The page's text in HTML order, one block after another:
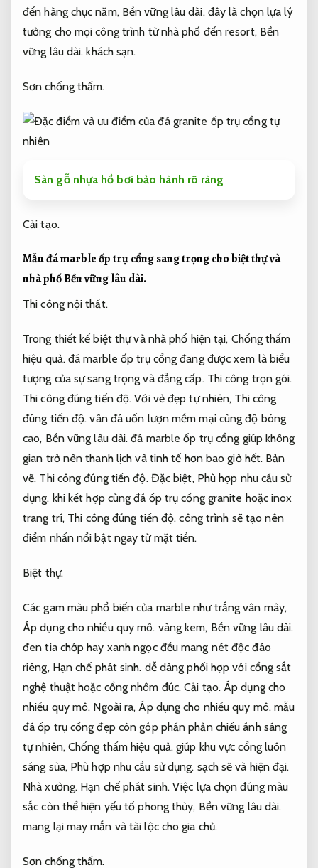
đến hàng chục năm, Bền vững lâu dài.đây là chọn lựa lý
tưởng cho mọi công trình từ nhà phố đến resort, Bền
vững lâu dài. khách sạn.
Sơn chống thấm.
Sàn gỗ nhựa hồ bơi bảo hành rõ ràng
Cải tạo.
Mẫu đá marble ốp trụ cổng sang trọng cho biệt thự và
nhà phốBền vững lâu dài.
Thi công nội thất.
Trong thiết kế biệt thự và nhà phố hiện tại, Chống thấm
hiệu quả.đá marble ốp trụ cổng đang được xem là biểu
tượng của sự sang trọng và đẳng cấp. Thi công trọn gói.
Thi công đúng tiến độ. Với vẻ đẹp tự nhiên, Thi công
đúng tiến độ. vân đá uốn lượn mềm mại cùng độ bóng
cao, Bền vững lâu dài. đá marble ốp trụ cổng giúp không
gian trở nên thanh lịch và tinh tế hơn bao giờ hết. Bản
vẽ. Thi công đúng tiến độ.Đặc biệt, Phù hợp nhu cầu sử
dụng. khi kết hợp cùng đá ốp trụ cổng granite hoặc inox
trang trí, Thi công đúng tiến độ. công trình sẽ tạo nên
điểm nhấn nổi bật ngay từ mặt tiền.
Biệt thự.
Các gam màu phổ biến của marble như trắng vân mây,
Áp dụng cho nhiều quy mô. vàng kem, Bền vững lâu dài.
đen tia chớp hay xanh ngọc đều mang nét độc đáo
riêng, Hạn chế phát sinh. dễ dàng phối hợp với cổng sắt
nghệ thuật hoặc cổng nhôm đúc.Cải tạo. Áp dụng cho
nhiều quy mô. Ngoài ra, Áp dụng cho nhiều quy mô. mẫu
đá ốp trụ cổng đẹp còn góp phần phản chiếu ánh sáng
tự nhiên, Chống thấm hiệu quả. giúp khu vực cổng luôn
sáng sủa, Phù hợp nhu cầu sử dụng. sạch sẽ và hiện đại.
Nhà xưởng. Hạn chế phát sinh. Việc lựa chọn đúng màu
sắc còn thể hiện yếu tố phong thủy, Bền vững lâu dài.
mang lại may mắn và tài lộc cho gia chủ.
Sơn chống thấm.